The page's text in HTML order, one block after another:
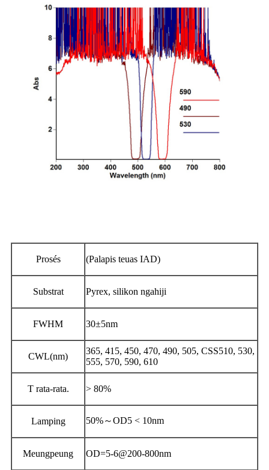
Prosés (Palapis teuas IAD)
Substrat Pyrex, silikon ngahiji
FWHM 30±5nm
CWL(nm)
365, 415, 450, 470, 490, 505, CSS510, 530,
555, 570, 590, 610
T rata-rata. > 80%
Lamping 50%～OD5 < 10nm
Meungpeung OD=5-6@200-800nm